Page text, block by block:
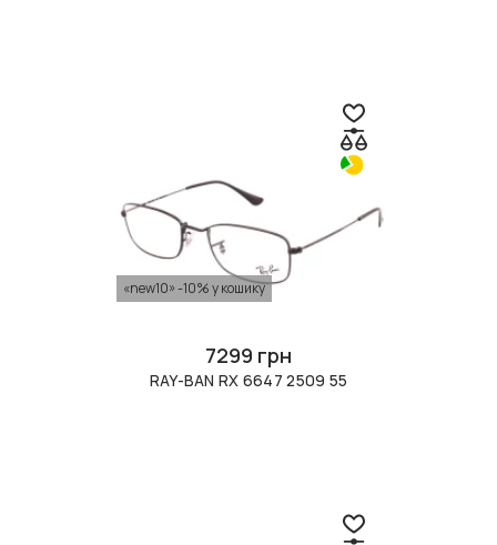
«new10» -10% у кошику
7299 грн
RAY-BAN RX 6647 2509 55